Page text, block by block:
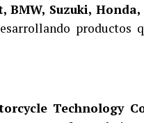
BMW, Suzuki,
productos
Technology